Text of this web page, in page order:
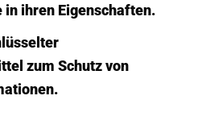
ihren Eigenschaften.
zum Schutz von